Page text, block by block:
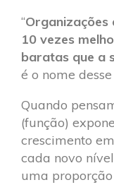
“Organizações
10 vezes
baratas que a
é o nome
Quando
(função)
crescimento
cada novo
uma